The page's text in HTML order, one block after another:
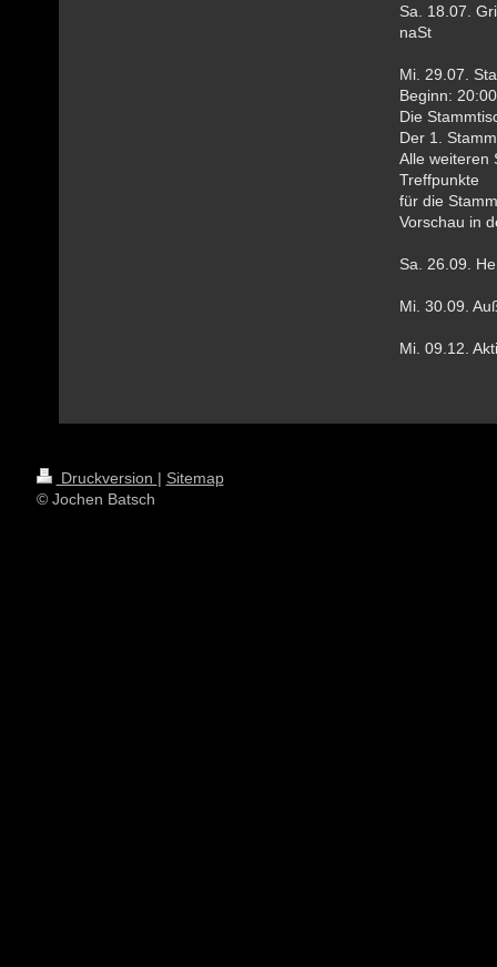
Sa. 18.07.
naSt
Mi. 29.07.
Beginn:
Die
Der 1.
Alle weiteren
Treffpunkte
für die
Vorschau in
Sa. 26.09.
Mi. 30.09.
Mi. 09.12.
Druckversion | Sitemap
© Jochen Batsch